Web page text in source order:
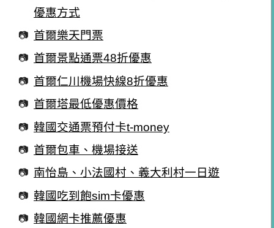
優惠方式
首爾樂天門票
首爾景點通票48折優惠
首爾仁川機場快線8折優惠
首爾塔最低優惠價格
韓國交通票預付卡t-money
首爾包車、機場接送
南怡島、小法國村、義大利村一日遊
韓國吃到飽sim卡優惠
韓國網卡推薦優惠